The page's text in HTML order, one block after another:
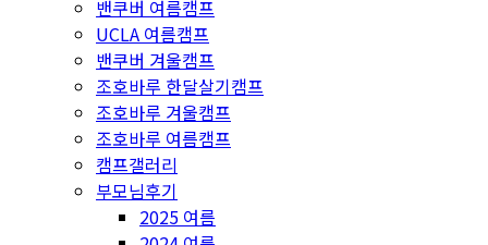
밴쿠버 여름캠프
UCLA 여름캠프
밴쿠버 겨울캠프
조호바루 한달살기캠프
조호바루 겨울캠프
조호바루 여름캠프
캠프갤러리
부모님후기
2025 여름